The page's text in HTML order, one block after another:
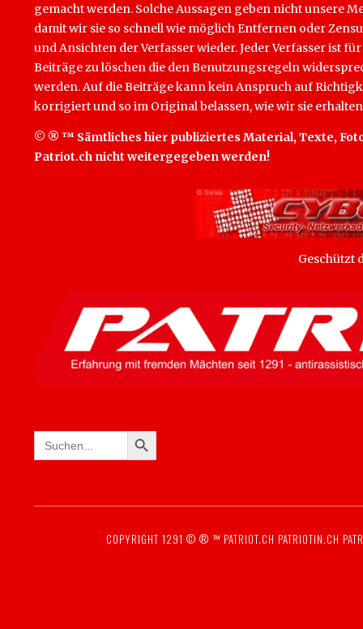
gemacht werden. Solche Aussagen geben nicht unsere
damit wir sie so schnell wie möglich Entfernen oder
und Ansichten der Verfasser wieder. Jeder Verfasser ist
Beiträge zu löschen die den Benutzungsregeln
werden. Auf die Beiträge kann kein Anspruch auf
korrigiert und so im Original belassen, wie wir sie
© ® ™ Sämtliches hier publiziertes Material, Texte,
Patriot.ch nicht weitergegeben werden!
Geschützt
Search
for:
SEARCH BUTTON
COPYRIGHT 1291 © ® ™ PATRIOT.CH PATRIOTIN.CH